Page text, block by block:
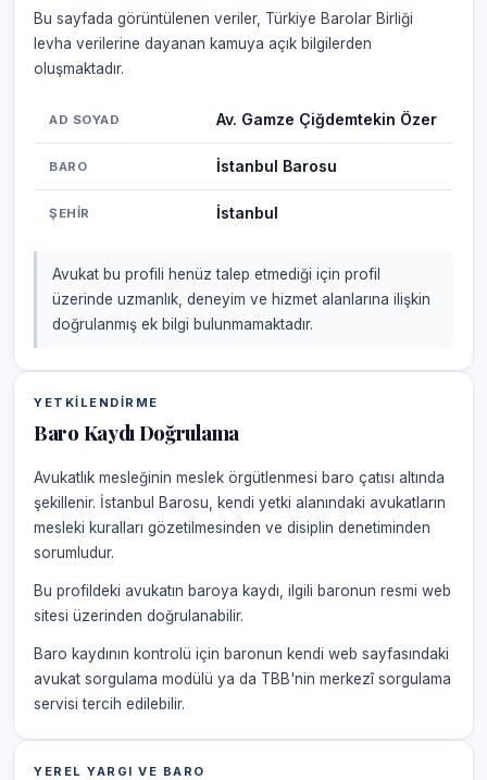
Bu sayfada görüntülenen veriler, Türkiye Barolar Birliği
levha verilerine dayanan kamuya açık bilgilerden
oluşmaktadır.
AD SOYAD Av. Gamze Çiğdemtekin Özer
BARO İstanbul Barosu
ŞEHIR İstanbul
Avukat bu profili henüz talep etmediği için profil
üzerinde uzmanlık, deneyim ve hizmet alanlarına ilişkin
doğrulanmış ek bilgi bulunmamaktadır.
YETKILENDIRME
Baro Kaydı Doğrulama
Avukatlık mesleğinin meslek örgütlenmesi baro çatısı altında
şekillenir. İstanbul Barosu, kendi yetki alanındaki avukatların
mesleki kuralları gözetilmesinden ve disiplin denetiminden
sorumludur.
Bu profildeki avukatın baroya kaydı, ilgili baronun resmi web
sitesi üzerinden doğrulanabilir.
Baro kaydının kontrolü için baronun kendi web sayfasındaki
avukat sorgulama modülü ya da TBB'nin merkezî sorgulama
servisi tercih edilebilir.
YEREL YARGI VE BARO